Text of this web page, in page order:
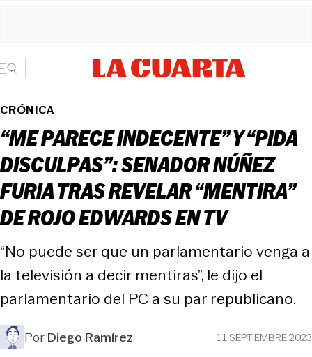
CRÓNICA
“ME PARECE INDECENTE” Y “PIDA
DISCULPAS”: SENADOR NÚÑEZ
FURIA TRAS REVELAR “MENTIRA”
DE ROJO EDWARDS EN TV
“No puede ser que un parlamentario venga a
la televisión a decir mentiras”, le dijo el
parlamentario del PC a su par republicano.
PorDiego Ramírez 11 SEPTIEMBRE 2023